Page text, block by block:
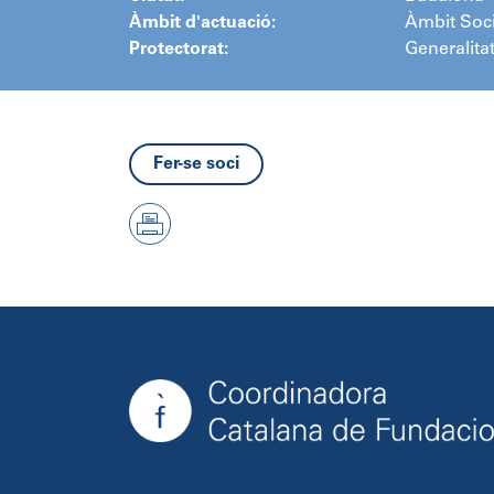
Àmbit d'actuació:
Àmbit
Protectorat:
Fer-se soci